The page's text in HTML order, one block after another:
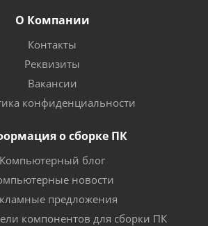
О Компании
Контакты
Реквизиты
Вакансии
конфиденциальности
о сборке ПК
Компьютерный блог
новости
предложения
компонентов для сборки ПК